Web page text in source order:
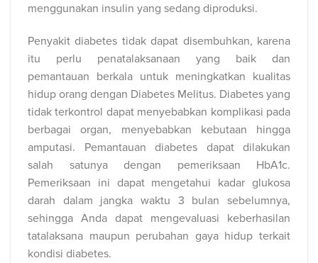
menggunakan insulin yang sedang diproduksi.
Penyakit diabetes tidak dapat disembuhkan, karena
itu perlu penatalaksanaan yang baik dan
pemantauan berkala untuk meningkatkan kualitas
hidup orang dengan Diabetes Melitus. Diabetes yang
tidak terkontrol dapat menyebabkan komplikasi pada
berbagai organ, menyebabkan kebutaan hingga
amputasi. Pemantauan diabetes dapat dilakukan
salah satunya dengan pemeriksaan HbA1c.
Pemeriksaan ini dapat mengetahui kadar glukosa
darah dalam jangka waktu 3 bulan sebelumnya,
sehingga Anda dapat mengevaluasi keberhasilan
tatalaksana maupun perubahan gaya hidup terkait
kondisi diabetes.